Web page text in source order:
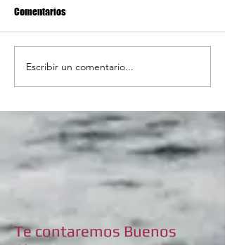
Comentarios
Escribir un comentario...
Te contaremos Buenos